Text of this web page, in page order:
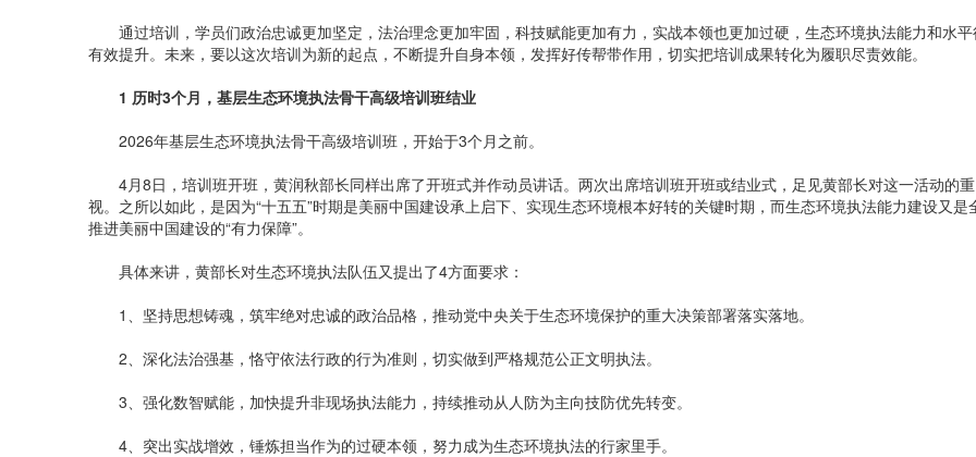
通过培训，学员们政治忠诚更加坚定，法治理念更加牢固，科技赋能更加有力，实战本领也更加过硬，生态环境执法能力和水平
有效提升。未来，要以这次培训为新的起点，不断提升自身本领，发挥好传帮带作用，切实把培训成果转化为履职尽责效能。
1 历时3个月，基层生态环境执法骨干高级培训班结业
2026年基层生态环境执法骨干高级培训班，开始于3个月之前。
4月8日，培训班开班，黄润秋部长同样出席了开班式并作动员讲话。两次出席培训班开班或结业式，足见黄部长对这一活动的重
视。之所以如此，是因为“十五五”时期是美丽中国建设承上启下、实现生态环境根本好转的关键时期，而生态环境执法能力建设又是
推进美丽中国建设的“有力保障”。
具体来讲，黄部长对生态环境执法队伍又提出了4方面要求：
1、坚持思想铸魂，筑牢绝对忠诚的政治品格，推动党中央关于生态环境保护的重大决策部署落实落地。
2、深化法治强基，恪守依法行政的行为准则，切实做到严格规范公正文明执法。
3、强化数智赋能，加快提升非现场执法能力，持续推动从人防为主向技防优先转变。
4、突出实战增效，锤炼担当作为的过硬本领，努力成为生态环境执法的行家里手。